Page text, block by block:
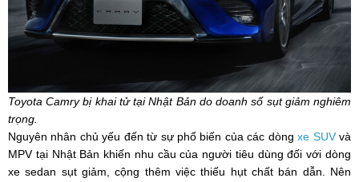
Toyota Camry bị khai tử tại Nhật Bản do doanh số sụt giảm nghiêm
trọng.
Nguyên nhân chủ yếu đến từ sự phổ biến của các dòngxe SUVvà
MPV tại Nhật Bản khiến nhu cầu của người tiêu dùng đối với dòng
xe sedan sụt giảm, cộng thêm việc thiếu hụt chất bán dẫn. Nên